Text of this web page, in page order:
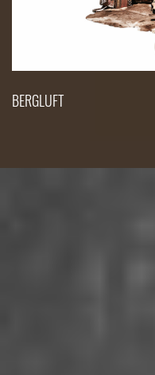
BERGLUFT